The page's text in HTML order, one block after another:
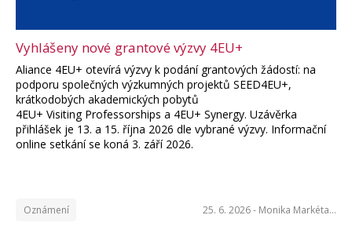
Vyhlášeny nové grantové výzvy 4EU+
Aliance 4EU+ otevírá výzvy k podání grantových žádostí: na
podporu společných výzkumných projektů SEED4EU+,
krátkodobých akademických pobytů
4EU+ Visiting Professorships a 4EU+ Synergy. Uzávěrka
přihlášek je 13. a 15. října 2026 dle vybrané výzvy. Informační
online setkání se koná 3. září 2026.
Oznámení 25. 6. 2026 - Monika Markéta…